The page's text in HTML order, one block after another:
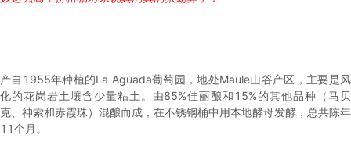
产自1955年种植的La Aguada葡萄园，地处Maule山谷产区，主要是风
化的花岗岩土壤含少量粘土。由85%佳丽酿和15%的其他品种（马贝
克、神索和赤霞珠）混酿而成，在不锈钢桶中用本地酵母发酵，总共陈年
11个月。